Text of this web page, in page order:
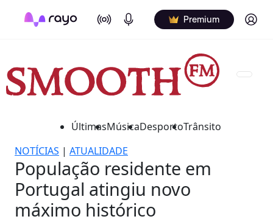
On Air Podcasts Premium Log in
ÚltimasMúsicaDesportoTrânsito
NOTÍCIAS | ATUALIDADE
População residente em
Portugal atingiu novo
máximo histórico